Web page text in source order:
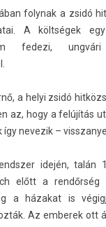
folynak a zsidó
A költségek
fedezi, ungvári
a helyi zsidó
az, hogy a felújítás
nevezik –
idején, talán
előtt a rendőrség
a házakat is
Az em­berek ott